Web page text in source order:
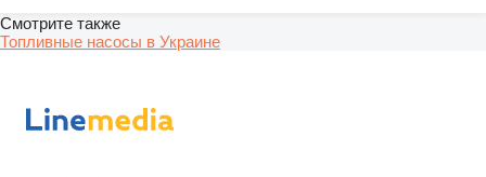
Смотрите также
Топливные насосы в Украине